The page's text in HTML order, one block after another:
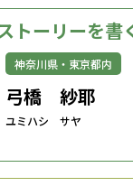
トーリーを書
神奈川県・東京都内
弓橋 紗耶
ユミハシ サヤ